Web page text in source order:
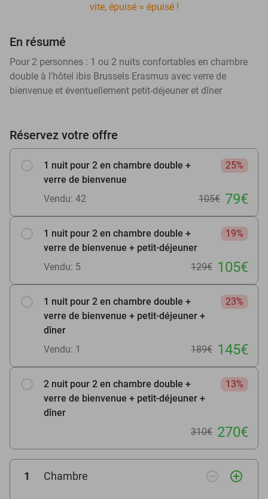
vite, épuisé = épuisé !
En résumé
Pour 2 personnes : 1 ou 2 nuits confortables en chambre
double à l'hôtel ibis Brussels Erasmus avec verre de
bienvenue et éventuellement petit-déjeuner et dîner
Réservez votre offre
1 nuit pour 2 en chambre double +
verre de bienvenue
25%
Vendu: 42 105€ 79€
1 nuit pour 2 en chambre double +
verre de bienvenue + petit-déjeuner
19%
Vendu: 5 129€ 105€
1 nuit pour 2 en chambre double +
verre de bienvenue + petit-déjeuner +
dîner
23%
Vendu: 1 189€ 145€
2 nuit pour 2 en chambre double +
verre de bienvenue + petit-déjeuner +
dîner
13%
310€ 270€
1 Chambre remove_circle_outline add_circle_outline